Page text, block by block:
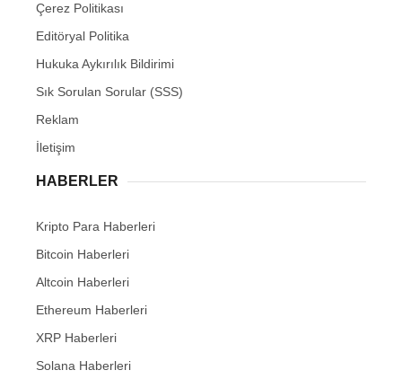
Çerez Politikası
Editöryal Politika
Hukuka Aykırılık Bildirimi
Sık Sorulan Sorular (SSS)
Reklam
İletişim
HABERLER
Kripto Para Haberleri
Bitcoin Haberleri
Altcoin Haberleri
Ethereum Haberleri
XRP Haberleri
Solana Haberleri